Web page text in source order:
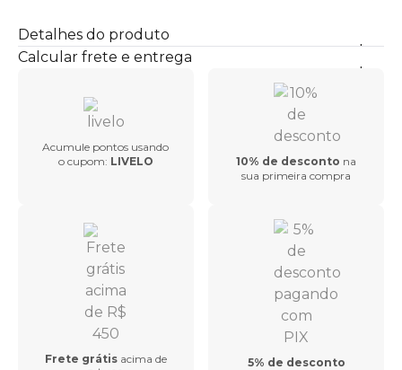
Detalhes do produto
Calcular frete e entrega
Acumule pontos usando
o cupom: LIVELO 10% de desconto na
sua primeira compra
Frete grátis acima de
5% de desconto